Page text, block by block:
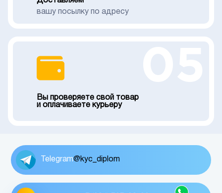
вашу посылку по адресу
Вы проверяете свой товар
и оплачиваете курьеру
Telegram@kyc_diplom